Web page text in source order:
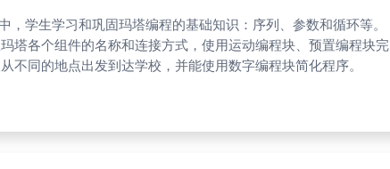
，学生学习和巩固玛塔编程的基础知识：序列、参数和循环等。
塔各个组件的名称和连接方式，使用运动编程块、预置编程块完
不同的地点出发到达学校，并能使用数字编程块简化程序。